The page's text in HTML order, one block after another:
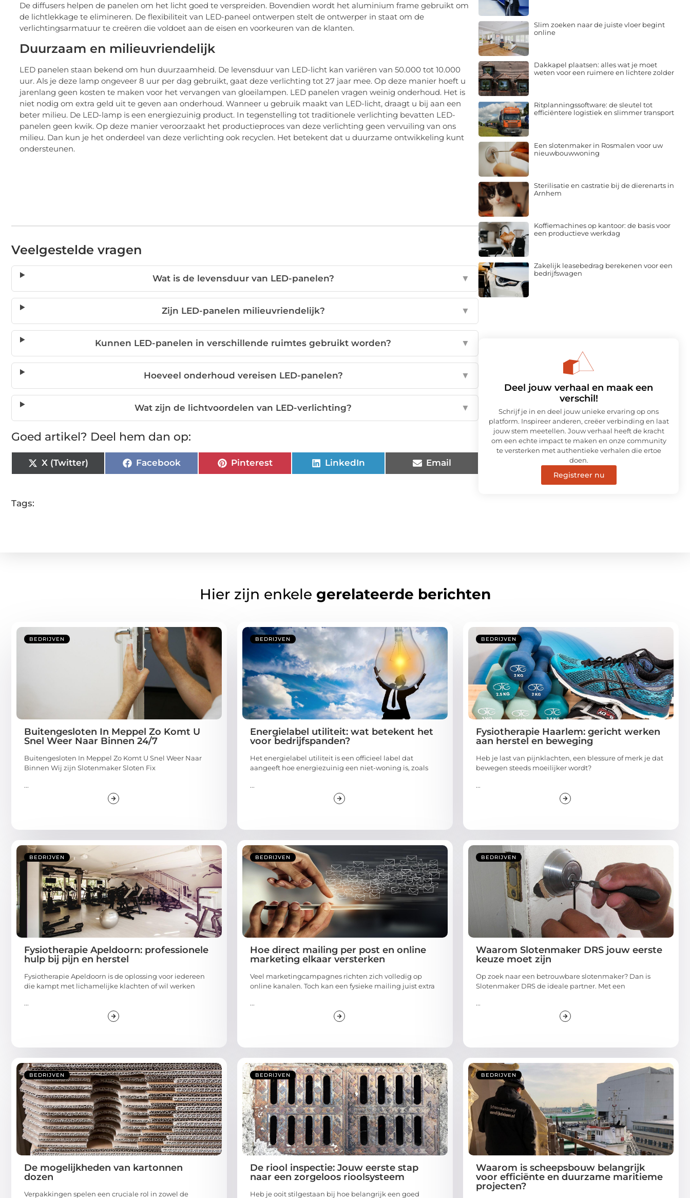
De diffusers helpen de panelen om het licht goed te verspreiden. Bovendien wordt het aluminium frame gebruikt om
de lichtlekkage te elimineren. De flexibiliteit van LED-paneel ontwerpen stelt de ontwerper in staat om de
verlichtingsarmatuur te creëren die voldoet aan de eisen en voorkeuren van de klanten.
Duurzaam en milieuvriendelijk
LED panelen staan ​​bekend om hun duurzaamheid. De levensduur van LED-licht kan variëren van 50.000 tot 10.000
uur. Als je deze lamp ongeveer 8 uur per dag gebruikt, gaat deze verlichting tot 27 jaar mee. Op deze manier hoeft u
jarenlang geen kosten te maken voor het vervangen van gloeilampen. LED panelen vragen weinig onderhoud. Het is
niet nodig om extra geld uit te geven aan onderhoud. Wanneer u gebruik maakt van LED-licht, draagt ​​u bij aan een
beter milieu. De LED-lamp is een energiezuinig product. In tegenstelling tot traditionele verlichting bevatten LED-
panelen geen kwik. Op deze manier veroorzaakt het productieproces van deze verlichting geen vervuiling van ons
milieu. Dan kun je het onderdeel van deze verlichting ook recyclen. Het betekent dat u duurzame ontwikkeling kunt
ondersteunen.
Veelgestelde vragen
Wat is de levensduur van LED-panelen? ▼
Zijn LED-panelen milieuvriendelijk? ▼
Kunnen LED-panelen in verschillende ruimtes gebruikt worden? ▼
Hoeveel onderhoud vereisen LED-panelen? ▼
Wat zijn de lichtvoordelen van LED-verlichting? ▼
Goed artikel? Deel hem dan op:
X (Twitter) Facebook Pinterest LinkedIn Email
Tags:
Slim zoeken naar de juiste vloer begint
online
Dakkapel plaatsen: alles wat je moet
weten voor een ruimere en lichtere zolder
Ritplanningssoftware: de sleutel tot
efficiëntere logistiek en slimmer transport
Een slotenmaker in Rosmalen voor uw
nieuwbouwwoning
Sterilisatie en castratie bij de dierenarts in
Arnhem
Koffiemachines op kantoor: de basis voor
een productieve werkdag
Zakelijk leasebedrag berekenen voor een
bedrijfswagen
Deel jouw verhaal en maak een
verschil!
Schrijf je in en deel jouw unieke ervaring op ons
platform. Inspireer anderen, creëer verbinding en laat
jouw stem meetellen. Jouw verhaal heeft de kracht
om een echte impact te maken en onze community
te versterken met authentieke verhalen die ertoe
doen.
Registreer nu
Hier zijn enkele gerelateerde berichten
BEDRIJVEN
Buitengesloten In Meppel Zo Komt U
Snel Weer Naar Binnen 24/7
Buitengesloten In Meppel Zo Komt U Snel Weer Naar
Binnen Wij zijn Slotenmaker Sloten Fix
...
BEDRIJVEN
Energielabel utiliteit: wat betekent het
voor bedrijfspanden?
Het energielabel utiliteit is een officieel label dat
aangeeft hoe energiezuinig een niet-woning is, zoals
...
BEDRIJVEN
Fysiotherapie Haarlem: gericht werken
aan herstel en beweging
Heb je last van pijnklachten, een blessure of merk je dat
bewegen steeds moeilijker wordt?
...
BEDRIJVEN
Fysiotherapie Apeldoorn: professionele
hulp bij pijn en herstel
Fysiotherapie Apeldoorn is de oplossing voor iedereen
die kampt met lichamelijke klachten of wil werken
...
BEDRIJVEN
Hoe direct mailing per post en online
marketing elkaar versterken
Veel marketingcampagnes richten zich volledig op
online kanalen. Toch kan een fysieke mailing juist extra
...
BEDRIJVEN
Waarom Slotenmaker DRS jouw eerste
keuze moet zijn
Op zoek naar een betrouwbare slotenmaker? Dan is
Slotenmaker DRS de ideale partner. Met een
...
BEDRIJVEN
De mogelijkheden van kartonnen
dozen
Verpakkingen spelen een cruciale rol in zowel de
BEDRIJVEN
De riool inspectie: Jouw eerste stap
naar een zorgeloos rioolsysteem
Heb je ooit stilgestaan bij hoe belangrijk een goed
BEDRIJVEN
Waarom is scheepsbouw belangrijk
voor efficiënte en duurzame maritieme
projecten?